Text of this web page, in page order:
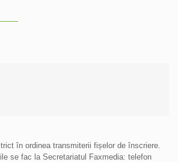
în ordinea transmiterii fișelor de înscriere.
se fac la Secretariatul Faxmedia: telefon